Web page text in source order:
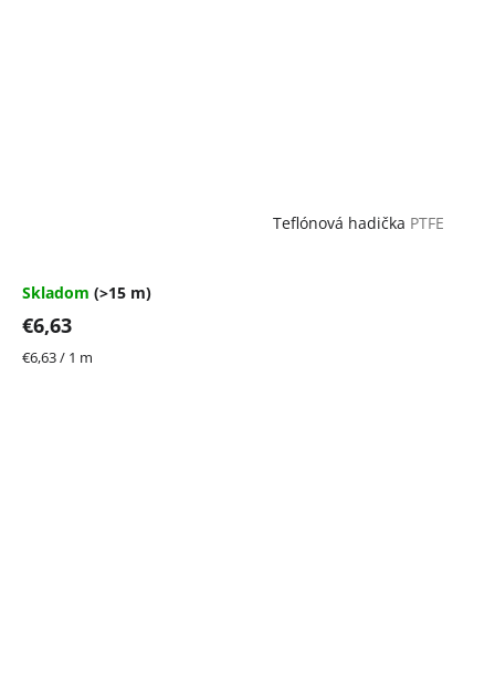
Teflónová hadička PTFE
Skladom (>15 m)
€6,63
Jednotková
€6,63 / 1 m